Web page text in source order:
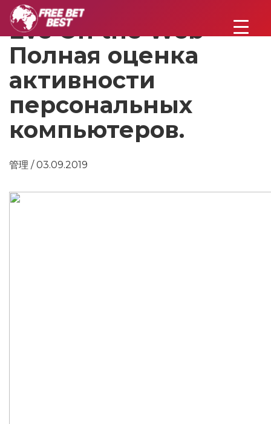
Eve On the Web —
Полная оценка
активности
персональных
компьютеров.
管理 / 03.09.2019